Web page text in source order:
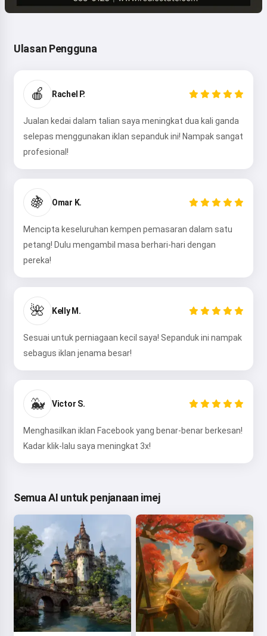
Ulasan Pengguna
🍎 Rachel P.
Jualan kedai dalam talian saya meningkat dua kali ganda
selepas menggunakan iklan sepanduk ini! Nampak sangat
profesional!
🍇 Omar K.
Mencipta keseluruhan kempen pemasaran dalam satu
petang! Dulu mengambil masa berhari-hari dengan
pereka!
🌺 Kelly M.
Sesuai untuk perniagaan kecil saya! Sepanduk ini nampak
sebagus iklan jenama besar!
🐳 Victor S.
Menghasilkan iklan Facebook yang benar-benar berkesan!
Kadar klik-lalu saya meningkat 3x!
Semua AI untuk penjanaan imej